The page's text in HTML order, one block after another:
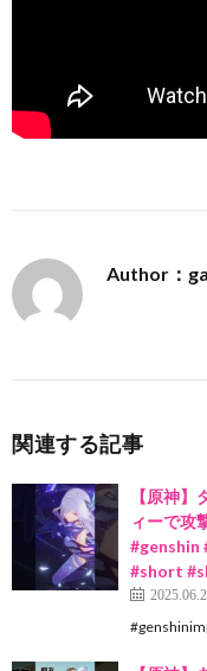
Author：
関連する記事
【原神
ィーで攻
#genshin
#short